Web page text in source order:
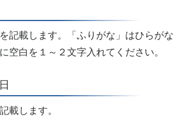
記載します。「ふりがな」はひらが
空白を１～２文字入れてください。
載します。